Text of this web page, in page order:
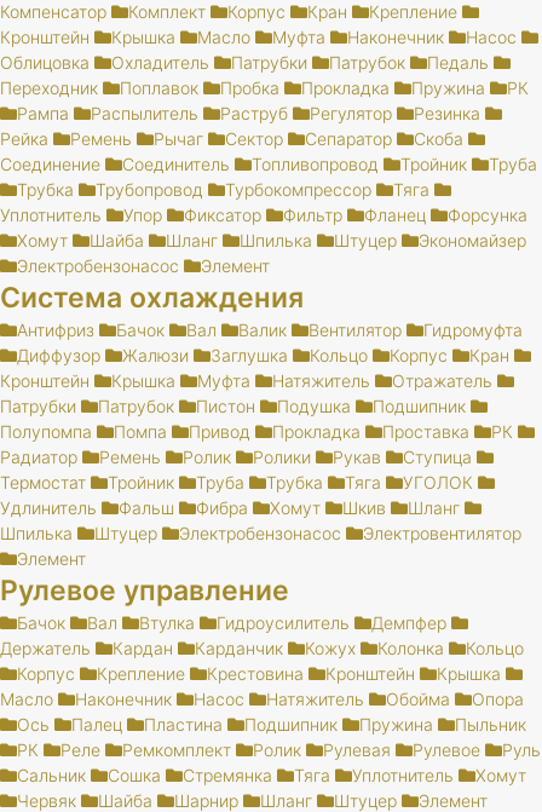
Компенсатор
Комплект Корпус Кран
Крепление
Кронштейн
Крышка Масло Муфта Наконечник
Насос
Облицовка
Охладитель Патрубки Патрубок
Педаль
Переходник
Поплавок Пробка Прокладка Пружина
РК
Рампа
Распылитель Раструб Регулятор
Резинка
Рейка
Ремень Рычаг Сектор Сепаратор
Скоба
Соединение
Соединитель Топливопровод Тройник
Труба
Трубка
Трубопровод Турбокомпрессор
Тяга
Уплотнитель
Упор Фиксатор Фильтр Фланец
Форсунка
Хомут
Шайба Шланг Шпилька Штуцер
Экономайзер
Электробензонасос
Элемент
Система охлаждения
Антифриз Бачок Вал Валик Вентилятор
Гидромуфта
Диффузор
Жалюзи Заглушка Кольцо Корпус
Кран
Кронштейн
Крышка Муфта Натяжитель
Отражатель
Патрубки
Патрубок Пистон Подушка
Подшипник
Полупомпа
Помпа Привод Прокладка Проставка
РК
Радиатор
Ремень Ролик Ролики Рукав
Ступица
Термостат
Тройник Труба Трубка Тяга
УГОЛОК
Удлинитель
Фальш Фибра Хомут Шкив
Шланг
Шпилька
Штуцер Электробензонасос
Электровентилятор
Элемент
Рулевое управление
Бачок Вал Втулка Гидроусилитель
Демпфер
Держатель
Кардан Карданчик Кожух Колонка
Кольцо
Корпус
Крепление Крестовина Кронштейн
Крышка
Масло
Наконечник Насос Натяжитель Обойма
Опора
Ось
Палец Пластина Подшипник Пружина
Пыльник
РК
Реле Ремкомплект Ролик Рулевая Рулевое
Руль
Сальник
Сошка Стремянка Тяга Уплотнитель
Хомут
Червяк
Шайба Шарнир Шланг Штуцер Элемент